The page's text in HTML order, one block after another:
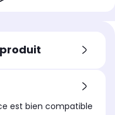
est bien compatible